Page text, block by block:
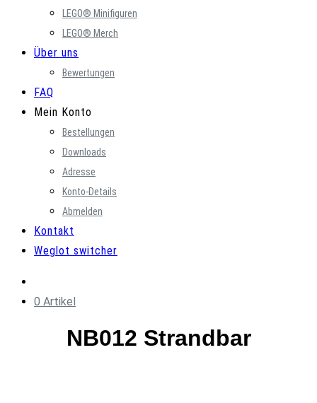
LEGO® Minifiguren
LEGO® Merch
Über uns
Bewertungen
FAQ
Mein Konto
Bestellungen
Downloads
Adresse
Konto-Details
Abmelden
Kontakt
Weglot switcher
0 Artikel
NB012 Strandbar